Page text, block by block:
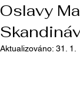
Oslavy
Aktualizováno: 31. 1.